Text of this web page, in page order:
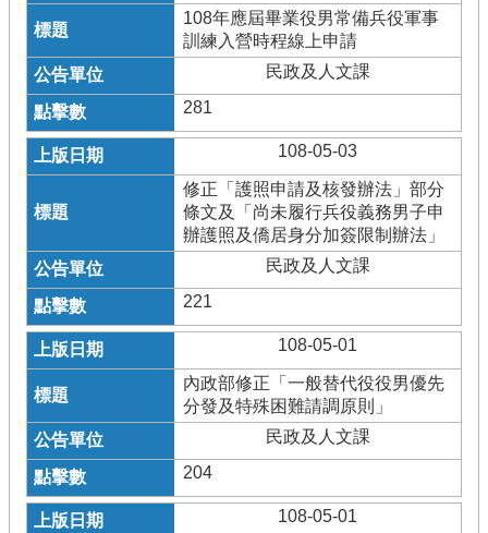
108年應屆畢業役男常備兵役軍事
訓練入營時程線上申請
民政及人文課
281
108-05-03
修正「護照申請及核發辦法」部分
條文及「尚未履行兵役義務男子申
辦護照及僑居身分加簽限制辦法」
民政及人文課
221
108-05-01
內政部修正「一般替代役役男優先
分發及特殊困難請調原則」
民政及人文課
204
108-05-01